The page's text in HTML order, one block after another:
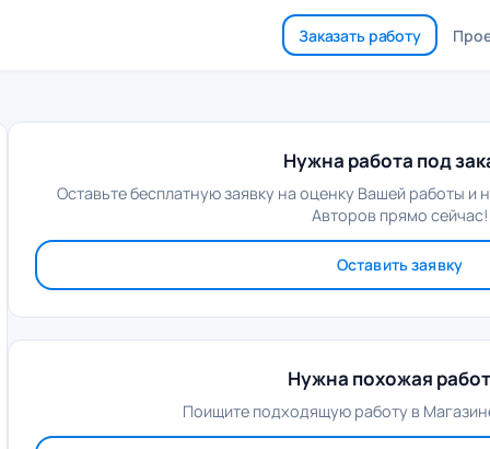
Заказать работу
Нужна работа под
Оставьте бесплатную заявку на оценку Вашей работы и
Авторов прямо сейчас!
Оставить заявку
Нужна похожая
Поищите подходящую работу в